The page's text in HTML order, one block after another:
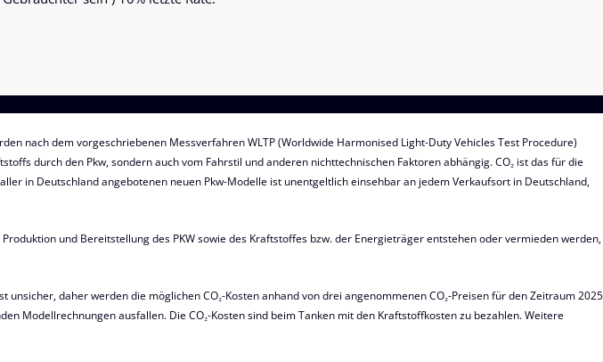
nach dem vorgeschriebenen Messverfahren WLTP (Worldwide Harmonised Light-Duty Vehicles Test Procedure)
durch den Pkw, sondern auch vom Fahrstil und anderen nichttechnischen Faktoren abhängig. CO₂ ist das für die
in Deutschland angebotenen neuen Pkw-Modelle ist unentgeltlich einsehbar an jedem Verkaufsort in Deutschland,
und Bereitstellung des PKW sowie des Kraftstoffes bzw. der Energieträger entstehen oder vermieden werden,
daher werden die möglichen CO₂-Kosten anhand von drei angenommenen CO₂-Preisen für den Zeitraum 2025
Modellrechnungen ausfallen. Die CO₂-Kosten sind beim Tanken mit den Kraftstoffkosten zu bezahlen. Weitere